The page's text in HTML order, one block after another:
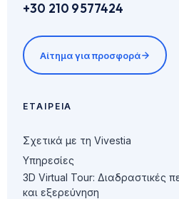
+30 210 9577424
Αίτημα για προσφορά
ΕΤΑΙΡΕΊΑ
Σχετικά με τη Vivestia
Υπηρεσίες
3D Virtual Tour: Διαδραστικές
και εξερεύνηση